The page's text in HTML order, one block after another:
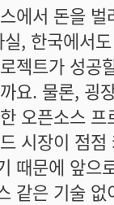
에서 돈을
, 한국에서
젝트가 성공
요. 물론, 굉
오픈소스
시장이 점
때문에 앞으
같은 기술